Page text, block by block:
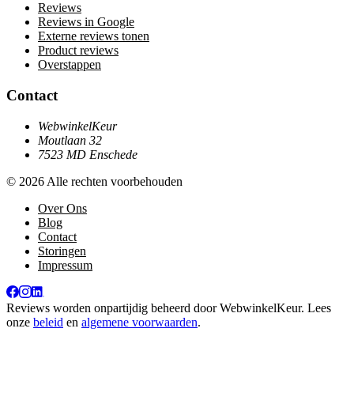
Reviews
Reviews in Google
Externe reviews tonen
Product reviews
Overstappen
Contact
WebwinkelKeur
Moutlaan 32
7523 MD Enschede
© 2026 Alle rechten voorbehouden
Over Ons
Blog
Contact
Storingen
Impressum
Reviews worden onpartijdig beheerd doorWebwinkelKeur. Lees
onze beleid en algemene voorwaarden.